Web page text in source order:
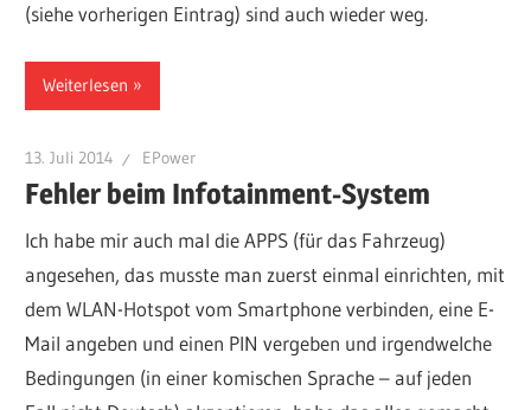
(siehe vorherigen Eintrag) sind auch wieder weg.
Weiterlesen
13. Juli 2014 EPower
Fehler beim Infotainment-System
Ich habe mir auch mal die APPS (für das Fahrzeug)
angesehen, das musste man zuerst einmal einrichten, mit
dem WLAN-Hotspot vom Smartphone verbinden, eine E-
Mail angeben und einen PIN vergeben und irgendwelche
Bedingungen (in einer komischen Sprache – auf jeden